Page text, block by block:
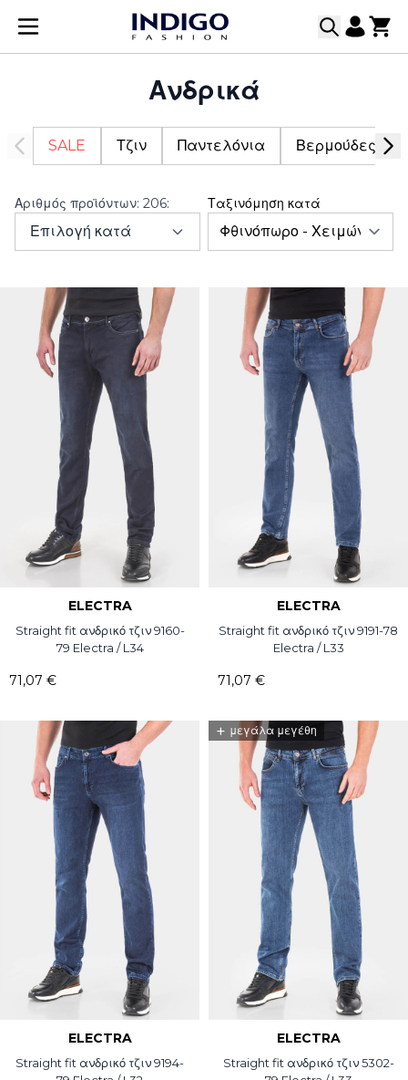
Μετάβαση στο περιεχόμενο
Ανδρικά
SALE Τζιν Παντελόνια Βερμούδες
Αριθμός προϊόντων: 206:
Επιλογή κατά
Ταξινόμηση κατά
ELECTRA
Straight fit ανδρικό τζιν 9160-
79 Electra / L34
71,07 €
ELECTRA
Straight fit ανδρικό τζιν 9191-78
Electra / L33
71,07 €
ELECTRA
Straight fit ανδρικό τζιν 9194-
+ μεγάλα μεγέθη
ELECTRA
Straight fit ανδρικό τζιν 5302-